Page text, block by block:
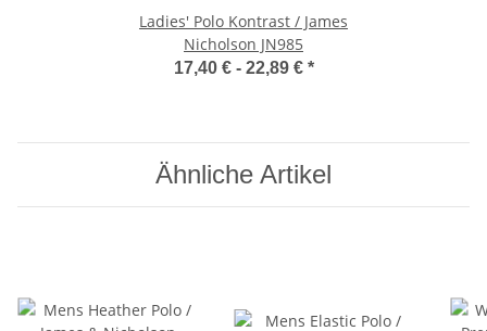
Ladies' Polo Kontrast / James
Nicholson JN985
17,40 € - 22,89 € *
Ähnliche Artikel